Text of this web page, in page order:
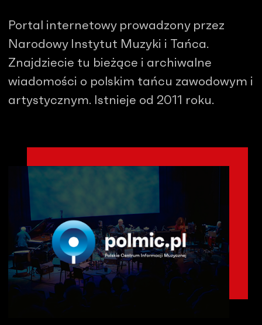
Portal internetowy prowadzony przez
Narodowy Instytut Muzyki i Tańca.
Znajdziecie tu bieżące i archiwalne
wiadomości o polskim tańcu zawodowym i
artystycznym. Istnieje od 2011 roku.